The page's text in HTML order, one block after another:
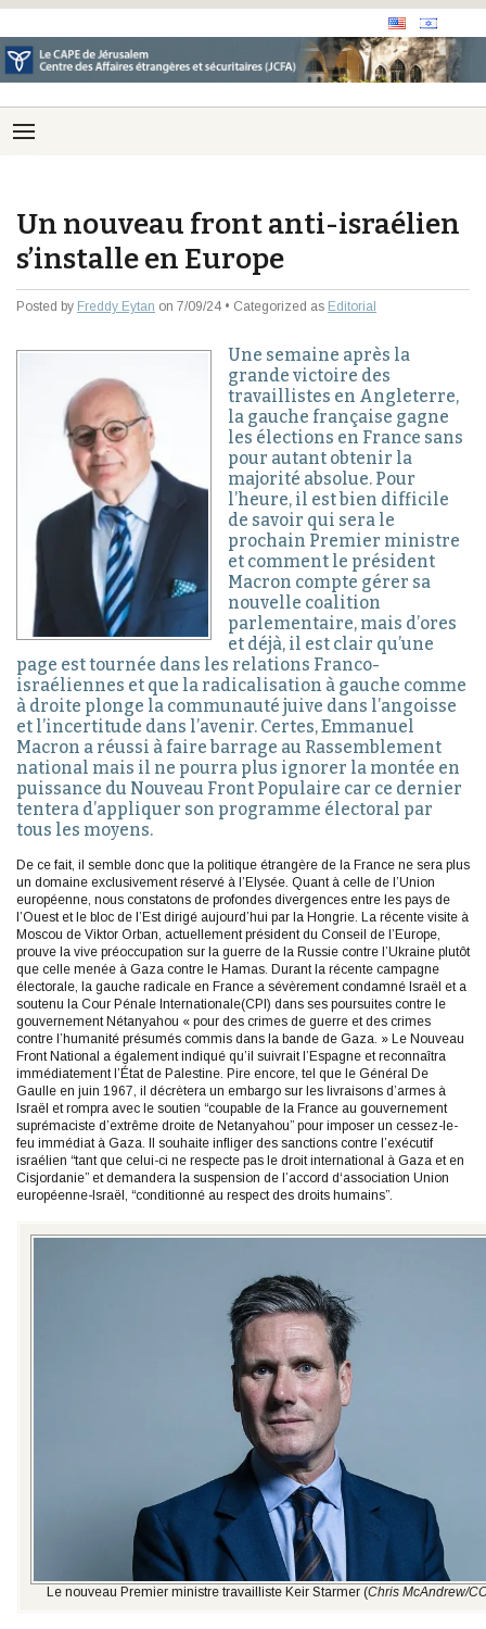
Un nouveau front anti-israélien
s’installe en Europe
Posted by Freddy Eytan on 7/09/24 • Categorized as Editorial
Une semaine après la
grande victoire des
travaillistes en Angleterre,
la gauche française gagne
les élections en France sans
pour autant obtenir la
majorité absolue. Pour
l’heure, il est bien difficile
de savoir qui sera le
prochain Premier ministre
et comment le président
Macron compte gérer sa
nouvelle coalition
parlementaire, mais d’ores
et déjà, il est clair qu’une
page est tournée dans les relations Franco-
israéliennes et que la radicalisation à gauche comme
à droite plonge la communauté juive dans l’angoisse
et l’incertitude dans l’avenir. Certes, Emmanuel
Macron a réussi à faire barrage au Rassemblement
national mais il ne pourra plus ignorer la montée en
puissance du Nouveau Front Populaire car ce dernier
tentera d’appliquer son programme électoral par
tous les moyens.
De ce fait, il semble donc que la politique étrangère de la France ne sera plus
un domaine exclusivement réservé à l’Elysée. Quant à celle de l’Union
européenne, nous constatons de profondes divergences entre les pays de
l’Ouest et le bloc de l’Est dirigé aujourd’hui par la Hongrie. La récente visite à
Moscou de Viktor Orban, actuellement président du Conseil de l’Europe,
prouve la vive préoccupation sur la guerre de la Russie contre l’Ukraine plutôt
que celle menée à Gaza contre le Hamas. Durant la récente campagne
électorale, la gauche radicale en France a sévèrement condamné Israël et a
soutenu la Cour Pénale Internationale(CPI) dans ses poursuites contre le
gouvernement Nétanyahou « pour des crimes de guerre et des crimes
contre l’humanité présumés commis dans la bande de Gaza. » Le Nouveau
Front National a également indiqué qu’il suivrait l’Espagne et reconnaîtra
immédiatement l’État de Palestine. Pire encore, tel que le Général De
Gaulle en juin 1967, il décrètera un embargo sur les livraisons d’armes à
Israël et rompra avec le soutien “coupable de la France au gouvernement
suprémaciste d’extrême droite de Netanyahou” pour imposer un cessez-le-
feu immédiat à Gaza. Il souhaite infliger des sanctions contre l’exécutif
israélien “tant que celui-ci ne respecte pas le droit international à Gaza et en
Cisjordanie” et demandera la suspension de l’accord d‘association Union
européenne-Israël, “conditionné au respect des droits humains”.
Le nouveau Premier ministre travailliste Keir Starmer (Chris McAndrew/